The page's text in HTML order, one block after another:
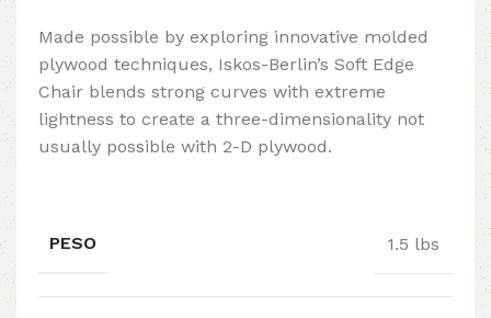
Made possible by exploring innovative molded
plywood techniques, Iskos-Berlin’s Soft Edge
Chair blends strong curves with extreme
lightness to create a three-dimensionality not
usually possible with 2-D plywood.
PESO 1.5 lbs